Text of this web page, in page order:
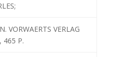
VORWAERTS VERLAG
465 P.